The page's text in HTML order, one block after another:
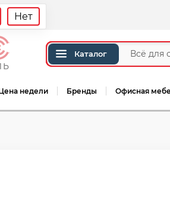
Нет
Каталог
недели Бренды Офисная